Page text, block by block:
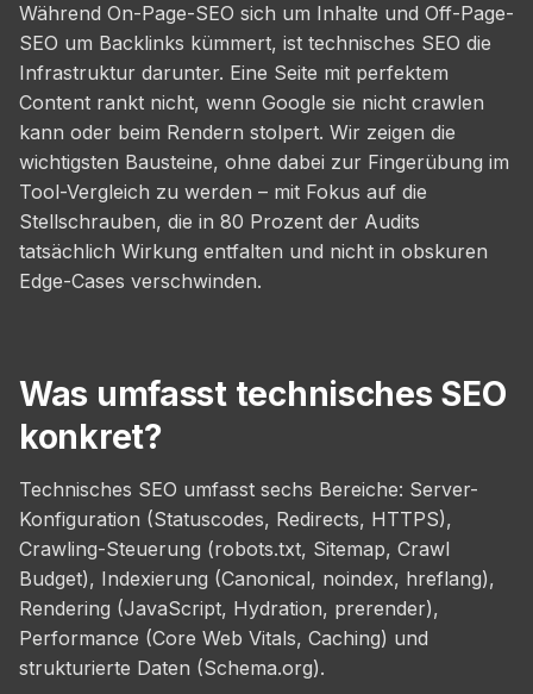
Während On-Page-SEO sich um Inhalte und Off-Page-
SEO um Backlinks kümmert, ist technisches SEO die
Infrastruktur darunter. Eine Seite mit perfektem
Content rankt nicht, wenn Google sie nicht crawlen
kann oder beim Rendern stolpert. Wir zeigen die
wichtigsten Bausteine, ohne dabei zur Fingerübung im
Tool-Vergleich zu werden – mit Fokus auf die
Stellschrauben, die in 80 Prozent der Audits
tatsächlich Wirkung entfalten und nicht in obskuren
Edge-Cases verschwinden.
Was umfasst technisches SEO
konkret?
Technisches SEO umfasst sechs Bereiche: Server-
Konfiguration (Statuscodes, Redirects, HTTPS),
Crawling-Steuerung (robots.txt, Sitemap, Crawl
Budget), Indexierung (Canonical, noindex, hreflang),
Rendering (JavaScript, Hydration, prerender),
Performance (Core Web Vitals, Caching) und
strukturierte Daten (Schema.org).